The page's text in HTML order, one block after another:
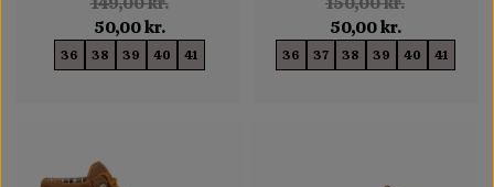
50,00 kr.
36 38 39 40 41
50,00 kr.
36 37 38 39 40 41